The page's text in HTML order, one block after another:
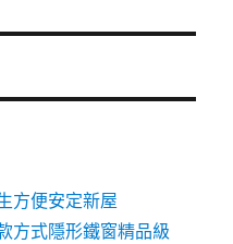
方便安定新屋
方式隱形鐵窗精品級